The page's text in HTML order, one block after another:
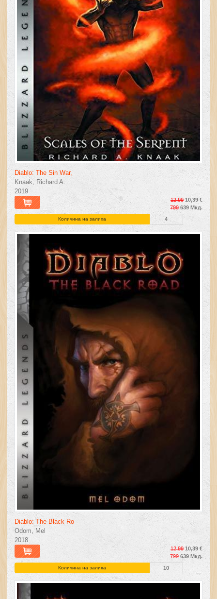
Diablo: The Sin War,
Knaak, Richard A.
2019
12,99 10,39 €
799 639 Мкд.
Количина на залиха 4
Diablo: The Black Ro
Odom, Mel
2018
12,99 10,39 €
799 639 Мкд.
Количина на залиха 10